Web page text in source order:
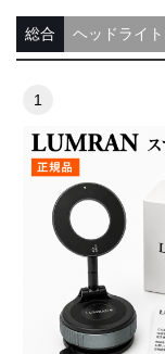
ヘッドライト
総合